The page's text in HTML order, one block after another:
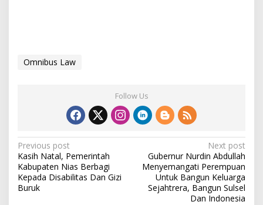
Omnibus Law
Follow Us
P
o
s
Previous post
Kasih Natal, Pemerintah
Kabupaten Nias Berbagi
Kepada Disabilitas Dan Gizi
Buruk
Next post
Gubernur Nurdin Abdullah
Menyemangati Perempuan
Untuk Bangun Keluarga
Sejahtrera, Bangun Sulsel
Dan Indonesia